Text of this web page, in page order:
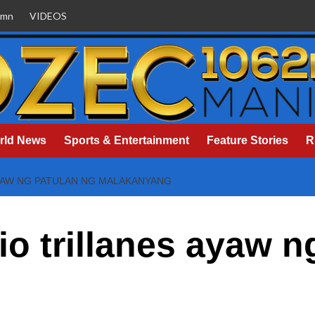
VIDEOS
News Sports & Entertainment Feature Stories
NG PATULAN NG MALAKANYANG
trillanes ayaw